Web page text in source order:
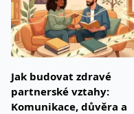
Jak budovat zdravé
partnerské vztahy:
Komunikace, důvěra a